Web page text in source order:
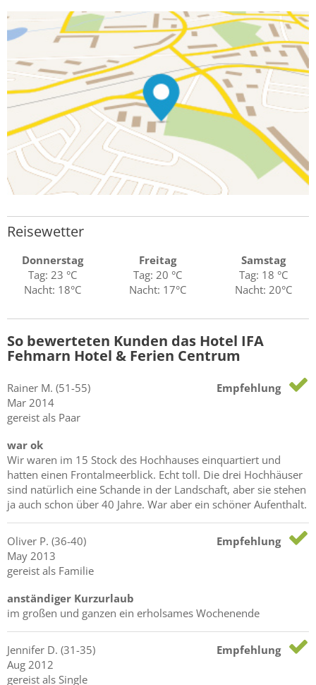
Reisewetter
Donnerstag
Tag: 23 °C
Nacht: 18°C
Freitag
Tag: 20 °C
Nacht: 17°C
Samstag
Tag: 18 °C
Nacht: 20°C
So bewerteten Kunden das Hotel IFA
Fehmarn Hotel & Ferien Centrum
Rainer M. (51-55)
Mar 2014
gereist als Paar
Empfehlung
war ok
Wir waren im 15 Stock des Hochhauses einquartiert und
hatten einen Frontalmeerblick. Echt toll. Die drei Hochhäuser
sind natürlich eine Schande in der Landschaft, aber sie stehen
ja auch schon über 40 Jahre. War aber ein schöner Aufenthalt.
Oliver P. (36-40)
May 2013
gereist als Familie
Empfehlung
anständiger Kurzurlaub
im großen und ganzen ein erholsames Wochenende
Jennifer D. (31-35)
Aug 2012
gereist als Single
Empfehlung